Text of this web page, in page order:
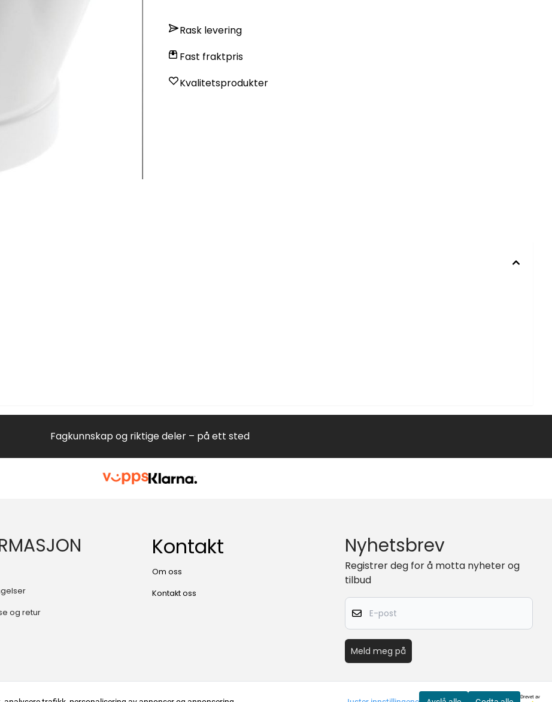
Rask levering
Fast fraktpris
Kvalitetsprodukter
Fagkunnskap og riktige deler – på ett sted
og retur
Kontakt
Om oss
Kontakt oss
Nyhetsbrev
Registrer deg for å motta nyheter og
tilbud
E-post
Meld meg på
Drevet av